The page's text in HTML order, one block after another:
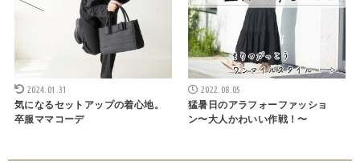
2024.01.31
気になるセットアップの着心地。
卒服ママコーデ
2022.08.05
猛暑日のアラフォーファッショ
ン〜大人かわいい作戦！〜